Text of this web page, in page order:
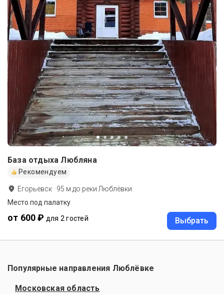
База отдыха Любляна
Рекомендуем
Егорьевск · 95 м до реки Люблёвки
Место под палатку
от 600 ₽ для 2 гостей Выбрать
Популярные направления Люблёвке
Московская область